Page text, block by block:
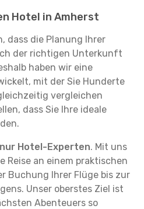
Hotel in Amherst
dass die Planung Ihrer
der richtigen Unterkunft
haben wir eine
mit der Sie Hunderte
vergleichen
dass Sie Ihre ideale
Hotel-Experten. Mit uns
Reise an einem praktischen
Buchung Ihrer Flüge bis zur
Unser oberstes Ziel ist
Abenteuers so